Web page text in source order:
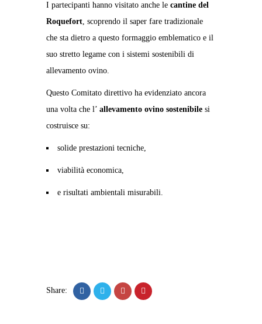
I partecipanti hanno visitato anche le cantine del
Roquefort, scoprendo il saper fare tradizionale
che sta dietro a questo formaggio emblematico e il
suo stretto legame con i sistemi sostenibili di
allevamento ovino.
Questo Comitato direttivo ha evidenziato ancora
una volta che l’ allevamento ovino sostenibile si
costruisce su:
solide prestazioni tecniche,
viabilità economica,
e risultati ambientali misurabili.
Share: